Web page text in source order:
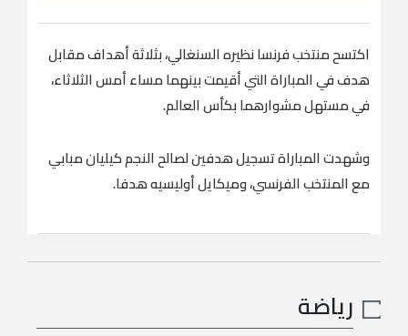
اكتسح منتخب فرنسا نظيره السنغالي، بثلاثة أهداف مقابل
هدف في المباراة التي أقيمت بينهما مساء أمس الثلاثاء،
في مستهل مشوارهما بكأس العالم.
وشهدت المباراة تسجيل هدفين لصالح النجم كيليان مبابي
مع المنتخب الفرنسي، وميكايل أوليسيه هدفا.
رياضة